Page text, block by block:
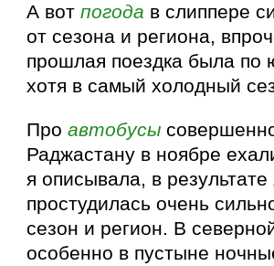
А вотпогода в слиппере
от сезона и региона,
прошлая поездка была по
хотя в самый холодный
Проавтобусы
Раджастану в ноябре
я описывала, в результате
простудилась очень
сезон и регион. В
особенно в пустыне